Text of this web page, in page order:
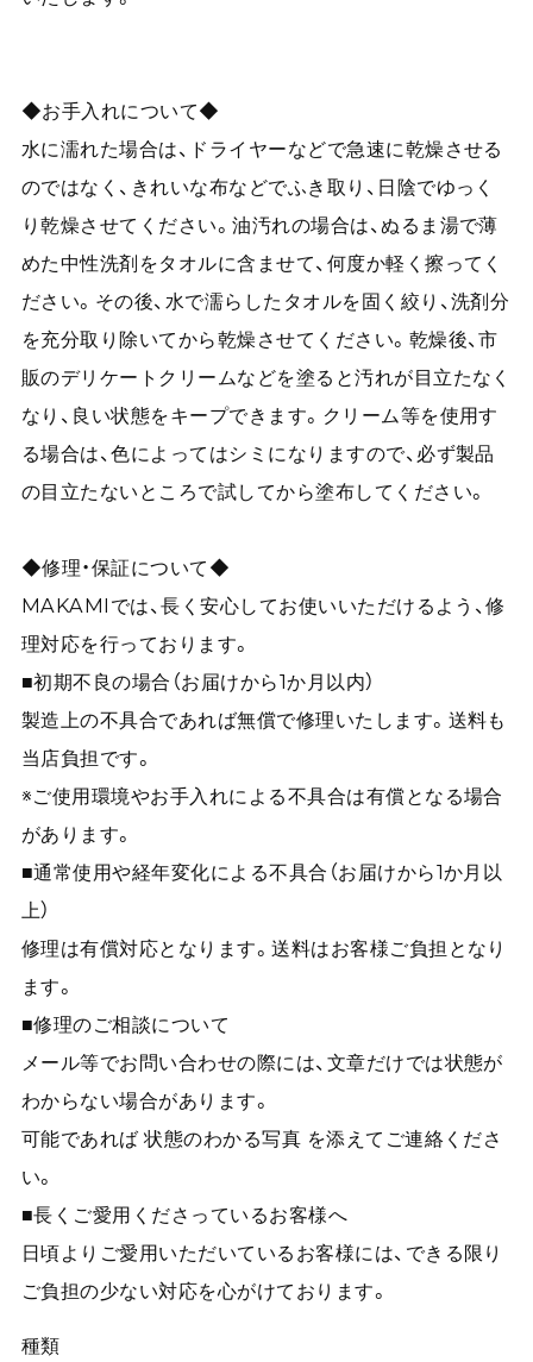
◆お手入れについて◆
水に濡れた場合は、ドライヤーなどで急速に乾燥させる
のではなく、きれいな布などでふき取り、日陰でゆっく
り乾燥させてください。油汚れの場合は、ぬるま湯で薄
めた中性洗剤をタオルに含ませて、何度か軽く擦ってく
ださい。その後、水で濡らしたタオルを固く絞り、洗剤分
を充分取り除いてから乾燥させてください。乾燥後、市
販のデリケートクリームなどを塗ると汚れが目立たなく
なり、良い状態をキープできます。クリーム等を使用す
る場合は、色によってはシミになりますので、必ず製品
の目立たないところで試してから塗布してください。
◆修理・保証について◆
MAKAMIでは、長く安心してお使いいただけるよう、修
理対応を行っております。
■初期不良の場合（お届けから1か月以内）
製造上の不具合であれば無償で修理いたします。送料も
当店負担です。
※ご使用環境やお手入れによる不具合は有償となる場合
があります。
■通常使用や経年変化による不具合（お届けから1か月以
上）
修理は有償対応となります。送料はお客様ご負担となり
ます。
■修理のご相談について
メール等でお問い合わせの際には、文章だけでは状態が
わからない場合があります。
可能であれば 状態のわかる写真 を添えてご連絡くださ
い。
■長くご愛用くださっているお客様へ
日頃よりご愛用いただいているお客様には、できる限り
ご負担の少ない対応を心がけております。
種類